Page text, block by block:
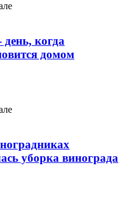
когда
домом
уборка винограда